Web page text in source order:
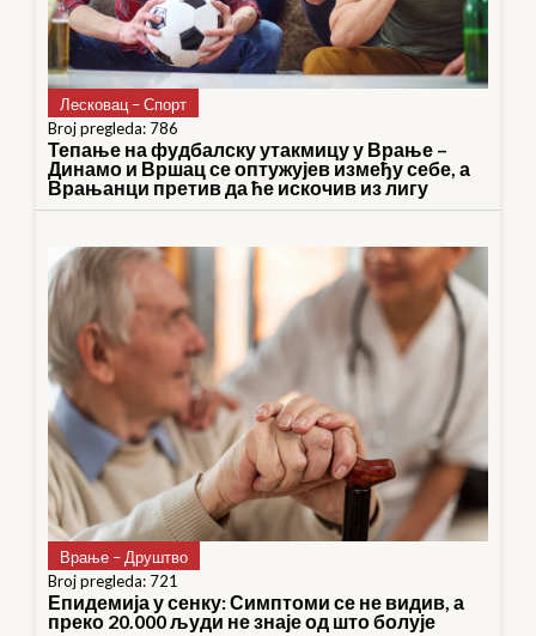
Лесковац – Спорт
Broj pregleda: 786
Тепање на фудбалску утакмицу у Врање –
Динамо и Вршац се оптужујев између себе, а
Врањанци претив да ће искочив из лигу
Врање – Друштво
Broj pregleda: 721
Епидемија у сенку: Симптоми се не видив, а
преко 20.000 људи не знаје од што болује